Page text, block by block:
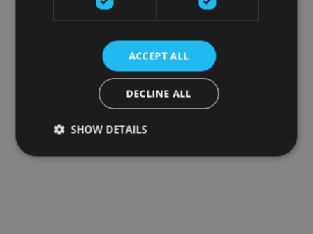
ACCEPT ALL
DECLINE ALL
SHOW DETAILS